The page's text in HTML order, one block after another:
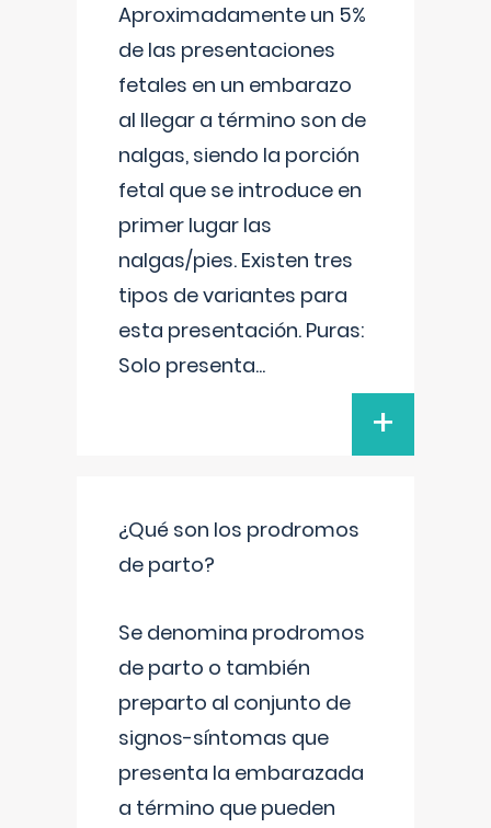
Aproximadamente un 5%
de las presentaciones
fetales en un embarazo
al llegar a término son de
nalgas, siendo la porción
fetal que se introduce en
primer lugar las
nalgas/pies. Existen tres
tipos de variantes para
esta presentación. Puras:
Solo presenta...
+
¿Qué son los prodromos
de parto?
Se denomina prodromos
de parto o también
preparto al conjunto de
signos-síntomas que
presenta la embarazada
a término que pueden